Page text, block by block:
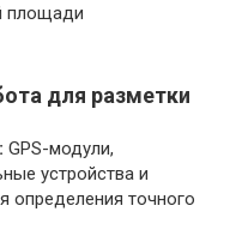
площади
для разметки
GPS-модули,
устройства и
определения точного